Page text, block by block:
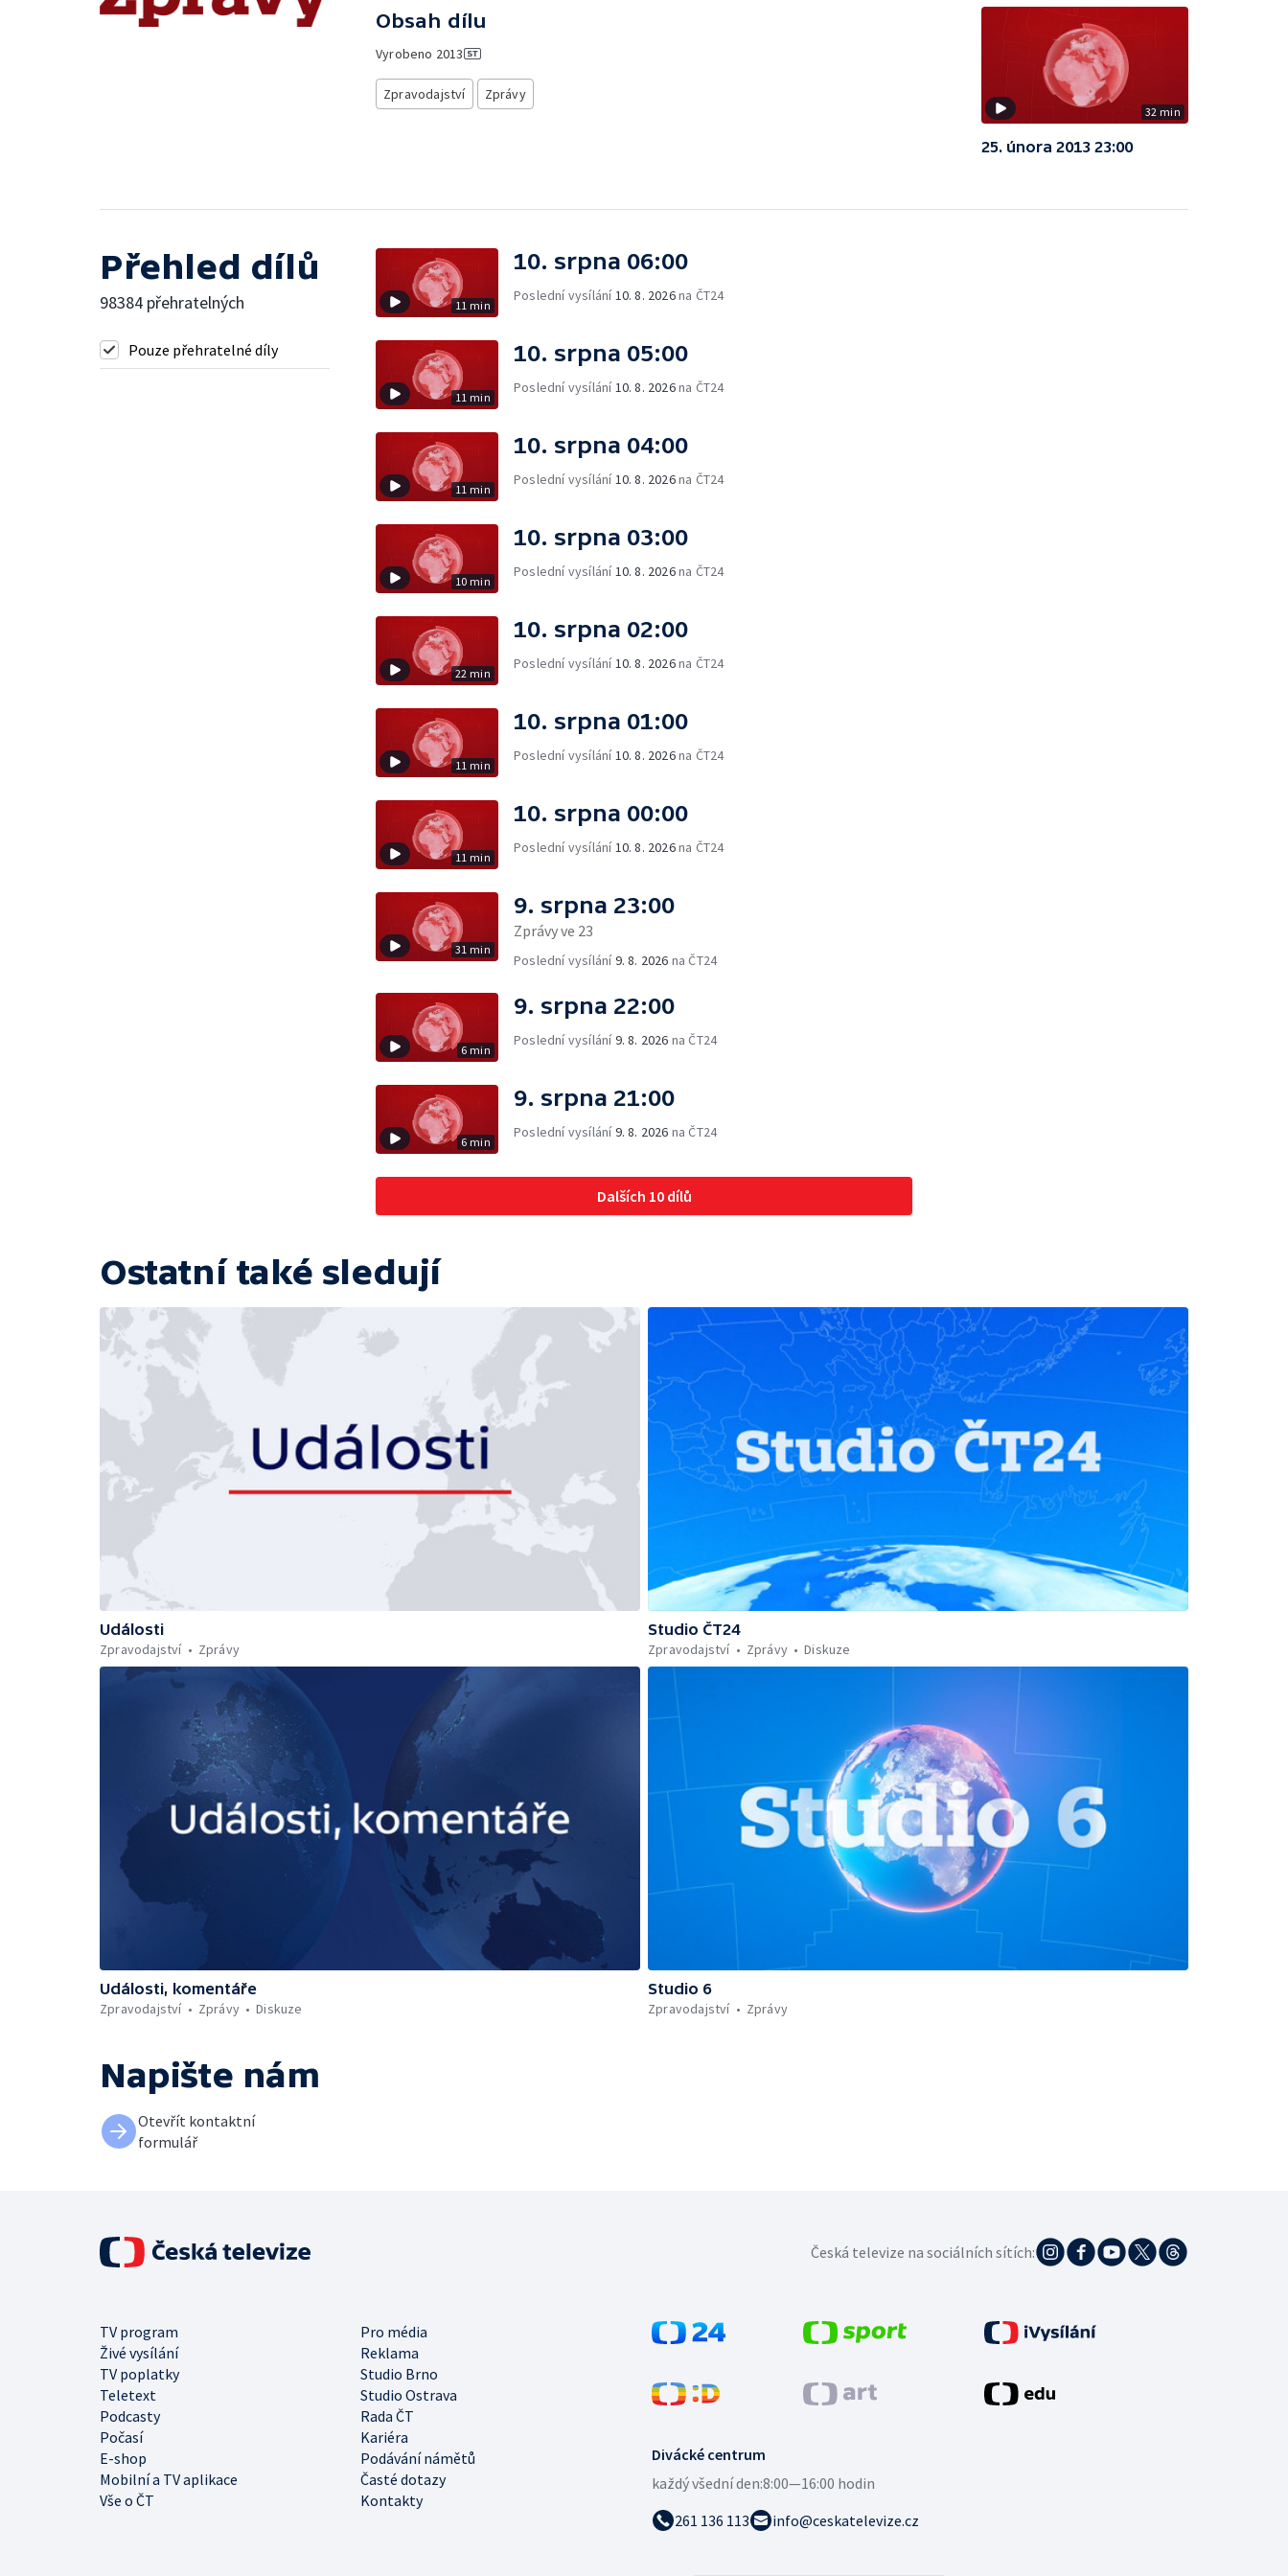
Obsah dílu
Vyrobeno 2013
Zpravodajství Zprávy
32 min
25. února 2013 23:00
Přehled dílů
98384 přehratelných
Pouze přehratelné díly
11 min
10. srpna 06:00
Poslední vysílání 10. 8. 2026na ČT24
11 min
10. srpna 05:00
Poslední vysílání 10. 8. 2026na ČT24
11 min
10. srpna 04:00
Poslední vysílání 10. 8. 2026na ČT24
10 min
10. srpna 03:00
Poslední vysílání 10. 8. 2026na ČT24
22 min
10. srpna 02:00
Poslední vysílání 10. 8. 2026na ČT24
11 min
10. srpna 01:00
Poslední vysílání 10. 8. 2026na ČT24
11 min
10. srpna 00:00
Poslední vysílání 10. 8. 2026na ČT24
31 min
9. srpna 23:00
Zprávy ve 23
Poslední vysílání9. 8. 2026 na ČT24
6 min
9. srpna 22:00
Poslední vysílání9. 8. 2026 na ČT24
6 min
9. srpna 21:00
Poslední vysílání9. 8. 2026 na ČT24
Dalších 10 dílů
Ostatní také sledují
Události
Zpravodajství
Zprávy
Studio ČT24
Zpravodajství
Zprávy Diskuze
Události, komentáře
Zpravodajství
Zprávy Diskuze
Studio 6
Zpravodajství
Zprávy
Napište nám
Otevřít kontaktní
formulář
Divácké centrum
každý všední den:8:00—16:00 hodin
261 136 113
info@ceskatelevize.cz
TV program
Pro média
Živé vysílání
Reklama
TV poplatky
Studio Brno
Teletext
Studio Ostrava
Podcasty
Rada ČT
Počasí
Kariéra
E-shop
Podávání námětů
Mobilní a TV aplikace
Časté dotazy
Vše o ČT
Kontakty
Česká televize na sociálních sítích: